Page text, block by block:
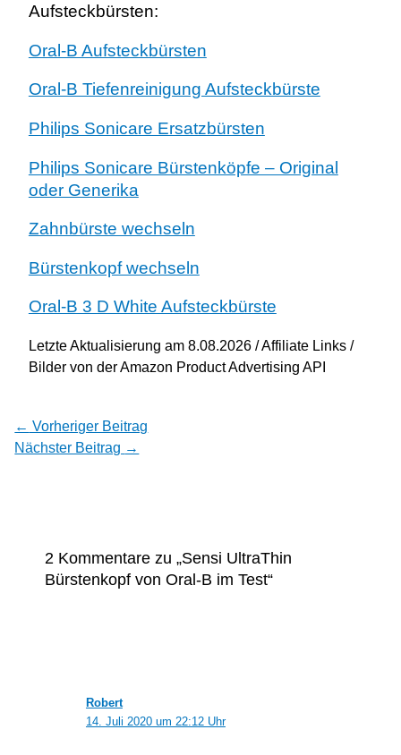
Aufsteckbürsten:
Oral-B Aufsteckbürsten
Oral-B Tiefenreinigung Aufsteckbürste
Philips Sonicare Ersatzbürsten
Philips Sonicare Bürstenköpfe – Original
oder Generika
Zahnbürste wechseln
Bürstenkopf wechseln
Oral-B 3 D White Aufsteckbürste
Letzte Aktualisierung am 8.08.2026 / Affiliate Links /
Bilder von der Amazon Product Advertising API
← Vorheriger Beitrag
Nächster Beitrag →
2 Kommentare zu „Sensi UltraThin
Bürstenkopf von Oral-B im Test“
Robert
14. Juli 2020 um 22:12 Uhr